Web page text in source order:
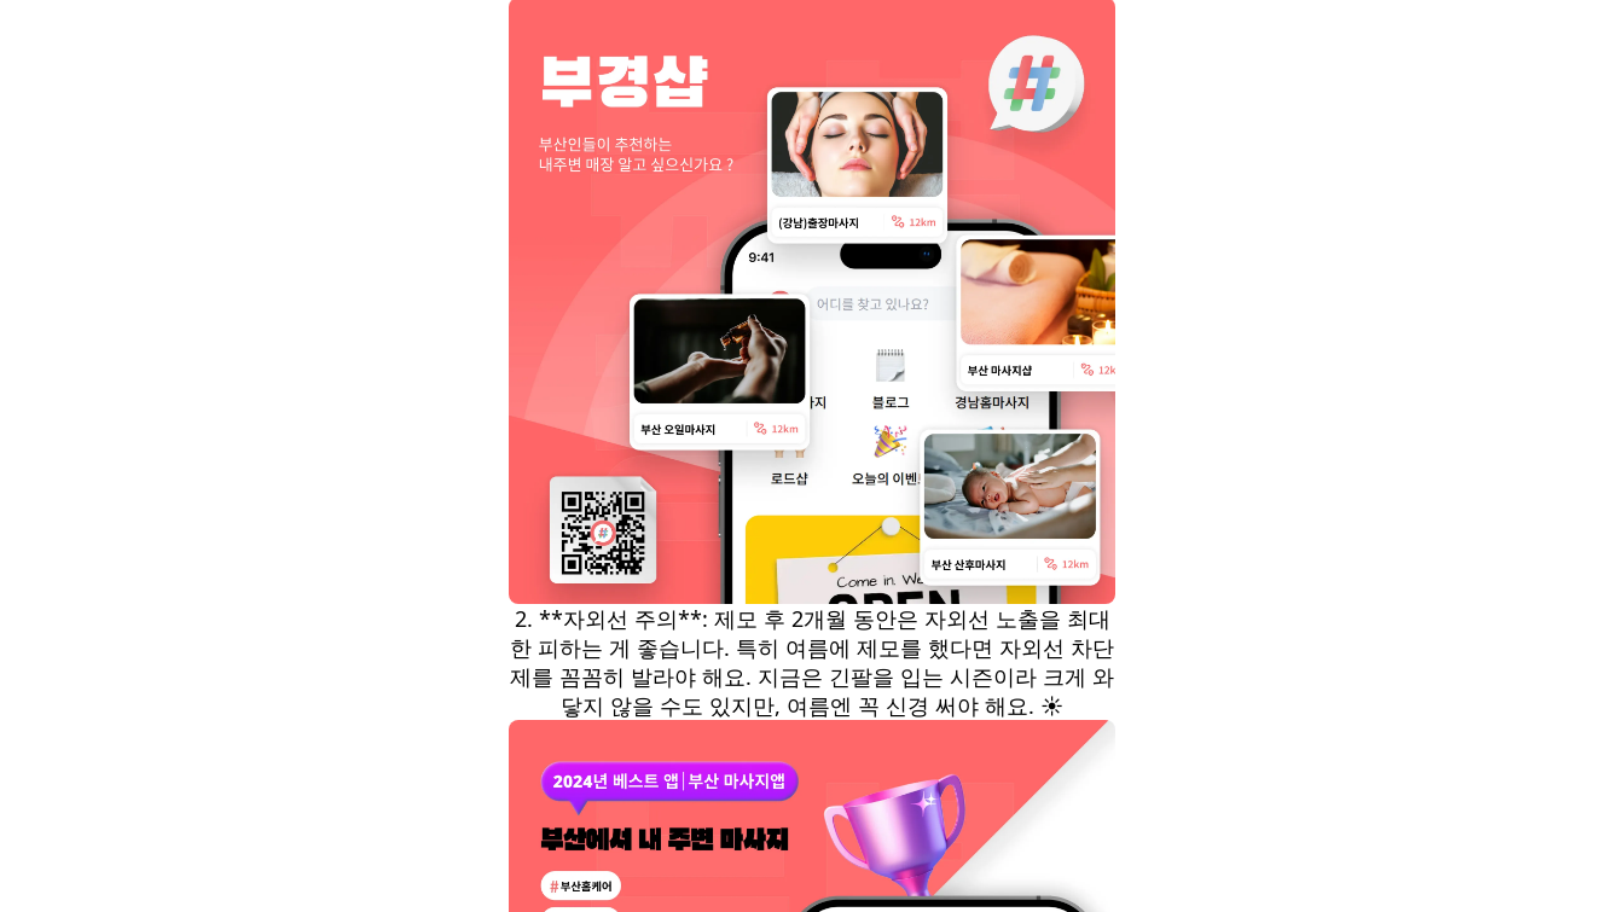
2. **자외선 주의**: 제모 후 2개월 동안은 자외선 노출을 최대
한 피하는 게 좋습니다. 특히 여름에 제모를 했다면 자외선 차단
제를 꼼꼼히 발라야 해요. 지금은 긴팔을 입는 시즌이라 크게 와
닿지 않을 수도 있지만, 여름엔 꼭 신경 써야 해요. ☀️